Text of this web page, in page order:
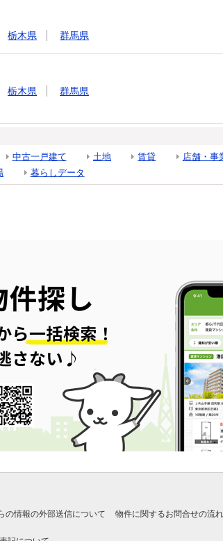
栃木県 群馬県
栃木県 群馬県
中古一戸建て 土地 賃貸 店舗・事
暮らしデータ
の情報の外部送信について 物件に関するお問合せの流れ